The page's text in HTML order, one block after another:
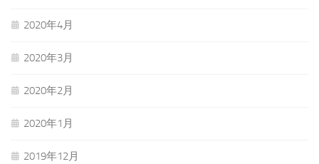
2020年4月
2020年3月
2020年2月
2020年1月
2019年12月